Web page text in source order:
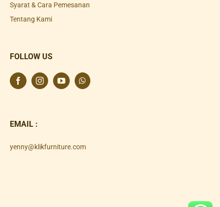
Syarat & Cara Pemesanan
Tentang Kami
FOLLOW US
EMAIL :
yenny@klikfurniture.com